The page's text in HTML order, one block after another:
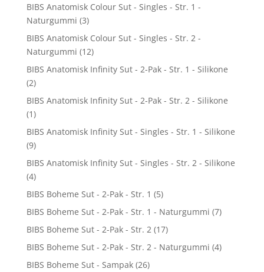
BIBS Anatomisk Colour Sut - Singles - Str. 1 -
Naturgummi (3)
BIBS Anatomisk Colour Sut - Singles - Str. 2 -
Naturgummi (12)
BIBS Anatomisk Infinity Sut - 2-Pak - Str. 1 - Silikone
(2)
BIBS Anatomisk Infinity Sut - 2-Pak - Str. 2 - Silikone
(1)
BIBS Anatomisk Infinity Sut - Singles - Str. 1 - Silikone
(9)
BIBS Anatomisk Infinity Sut - Singles - Str. 2 - Silikone
(4)
BIBS Boheme Sut - 2-Pak - Str. 1 (5)
BIBS Boheme Sut - 2-Pak - Str. 1 - Naturgummi (7)
BIBS Boheme Sut - 2-Pak - Str. 2 (17)
BIBS Boheme Sut - 2-Pak - Str. 2 - Naturgummi (4)
BIBS Boheme Sut - Sampak (26)